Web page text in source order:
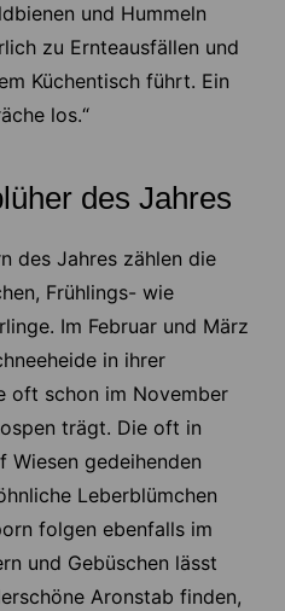
und Hummeln
zu Ernteausfällen und
Küchentisch führt. Ein
los.“
des Jahres
des Jahres zählen die
Frühlings- wie
Im Februar und März
in ihrer
oft schon im November
trägt. Die oft in
Wiesen gedeihenden
Leberblümchen
folgen ebenfalls im
und Gebüschen lässt
Aronstab finden,